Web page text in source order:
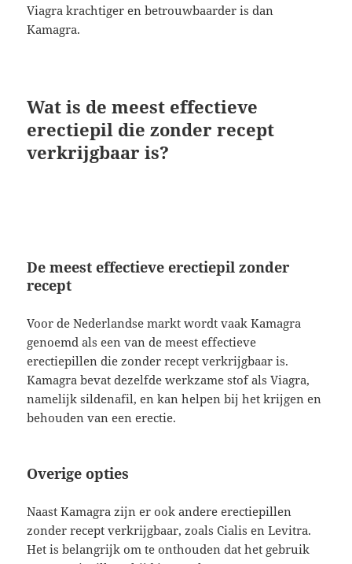
Viagra krachtiger en betrouwbaarder is dan
Kamagra.
Wat is de meest effectieve
erectiepil die zonder recept
verkrijgbaar is?
De meest effectieve erectiepil zonder
recept
Voor de Nederlandse markt wordt vaak Kamagra
genoemd als een van de meest effectieve
erectiepillen die zonder recept verkrijgbaar is.
Kamagra bevat dezelfde werkzame stof als Viagra,
namelijk sildenafil, en kan helpen bij het krijgen en
behouden van een erectie.
Overige opties
Naast Kamagra zijn er ook andere erectiepillen
zonder recept verkrijgbaar, zoals Cialis en Levitra.
Het is belangrijk om te onthouden dat het gebruik